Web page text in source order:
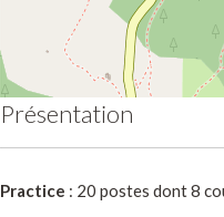
Présentation
Practice : 20 postes dont 8